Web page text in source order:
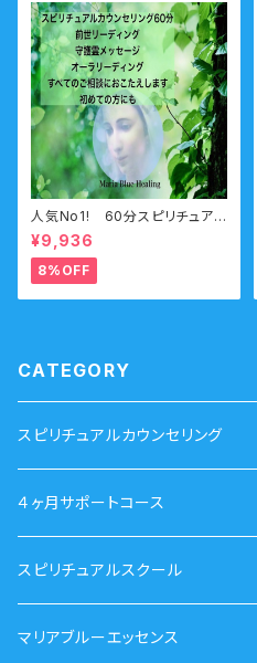
人気No1! 60分スピリチュアル
カウンセリング 前世・未来透
視・オーラ・守護霊
¥9,936
8%OFF
CATEGORY
スピリチュアルカウンセリング
４ヶ月サポートコース
スピリチュアルスクール
マリアブルーエッセンス